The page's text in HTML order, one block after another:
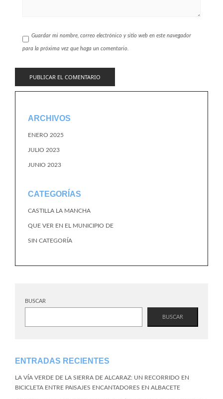
Guardar mi nombre, correo electrónico y sitio web en este navegador
para la próxima vez que haga un comentario.
ARCHIVOS
ENERO 2025
JULIO 2023
JUNIO 2023
CATEGORÍAS
CASTILLA LA MANCHA
QUE VER EN EL MUNICIPIO DE
SIN CATEGORÍA
BUSCAR
BUSCAR
ENTRADAS RECIENTES
LA VÍA VERDE DE LA SIERRA DE ALCARAZ: UN RECORRIDO EN
BICICLETA ENTRE PAISAJES ENCANTADORES EN ALBACETE